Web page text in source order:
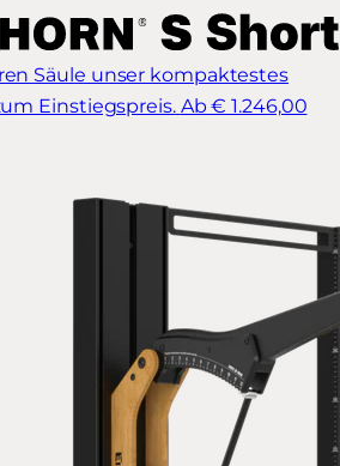
Säule unser kompaktestes
Einstiegspreis. Ab € 1.246,00